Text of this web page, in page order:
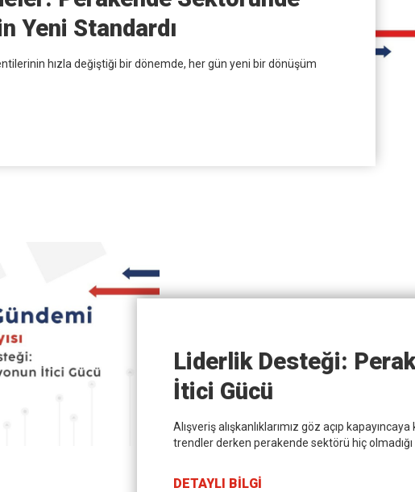
Yeni Standardı
hızla değiştiği bir dönemde, her gün yeni bir dönüşüm
Liderlik Desteği:
İtici Gücü
Alışveriş alışkanlıklarımız göz açıp
trendler derken perakende sektörü hiç olmadığı
DETAYLI BİLGİ